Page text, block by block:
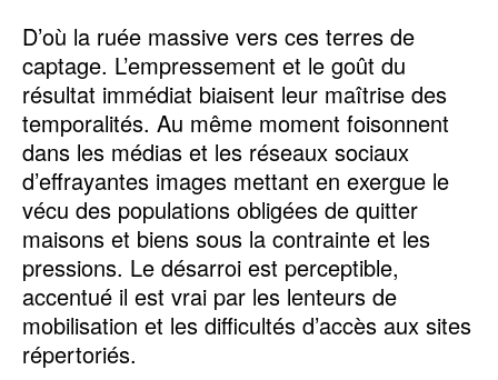
D’où la ruée massive vers ces terres de
captage. L’empressement et le goût du
résultat immédiat biaisent leur maîtrise des
temporalités. Au même moment foisonnent
dans les médias et les réseaux sociaux
d’effrayantes images mettant en exergue le
vécu des populations obligées de quitter
maisons et biens sous la contrainte et les
pressions. Le désarroi est perceptible,
accentué il est vrai par les lenteurs de
mobilisation et les difficultés d’accès aux sites
répertoriés.